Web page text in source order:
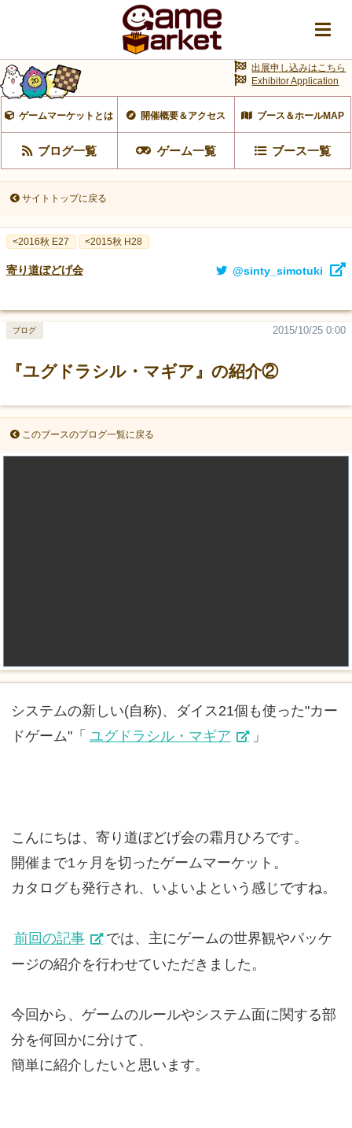
ゲームマーケットとは 開催概要＆アクセス ブース＆ホールMAP
ブログ一覧 ゲーム一覧 ブース一覧
出展申し込みはこちら
Exhibitor Application
サイトトップに戻る
<2016秋 E27 <2015秋 H28
寄り道ぼどげ会 @sinty_simotuki
『ユグドラシル・マギア』の紹介②
2015/10/25 0:00
ブログ
このブースのブログ一覧に戻る
システムの新しい(自称)、ダイス21個も使った"カー
ドゲーム"「 ユグドラシル・マギア 」
こんにちは、寄り道ぼどげ会の霜月ひろです。
開催まで1ヶ月を切ったゲームマーケット。
カタログも発行され、いよいよという感じですね。
前回の記事
では、主にゲームの世界観やパッケ
ージの紹介を行わせていただきました。
今回から、ゲームのルールやシステム面に関する部
分を何回かに分けて、
簡単に紹介したいと思います。